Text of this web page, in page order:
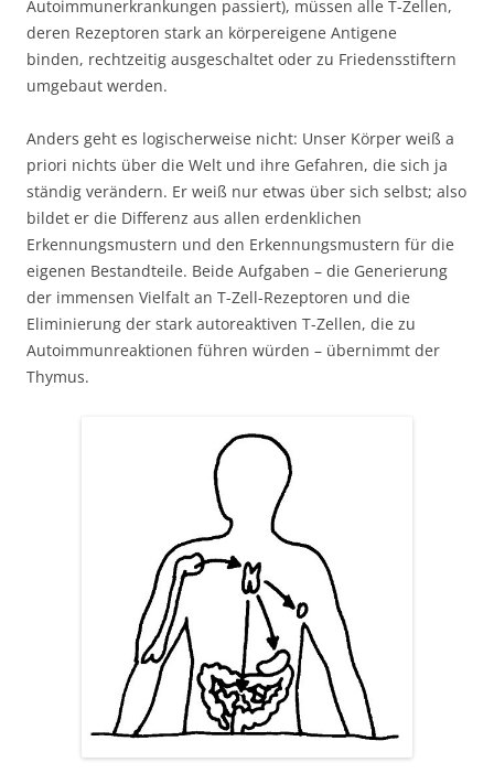
Autoimmunerkrankungen passiert), müssen alle T-Zellen,
deren Rezeptoren stark an körpereigene Antigene
binden, rechtzeitig ausgeschaltet oder zu Friedensstiftern
umgebaut werden.
Anders geht es logischerweise nicht: Unser Körper weiß a
priori nichts über die Welt und ihre Gefahren, die sich ja
ständig verändern. Er weiß nur etwas über sich selbst; also
bildet er die Differenz aus allen erdenklichen
Erkennungsmustern und den Erkennungsmustern für die
eigenen Bestandteile. Beide Aufgaben – die Generierung
der immensen Vielfalt an T-Zell-Rezeptoren und die
Eliminierung der stark autoreaktiven T-Zellen, die zu
Autoimmunreaktionen führen würden – übernimmt der
Thymus.